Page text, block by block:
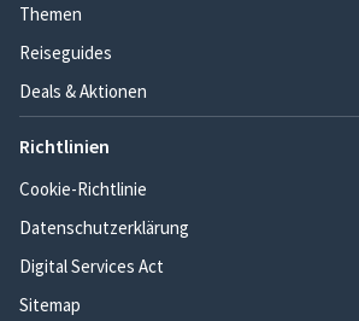
Themen
Reiseguides
Deals & Aktionen
Richtlinien
Cookie-Richtlinie
Datenschutzerklärung
Digital Services Act
Sitemap